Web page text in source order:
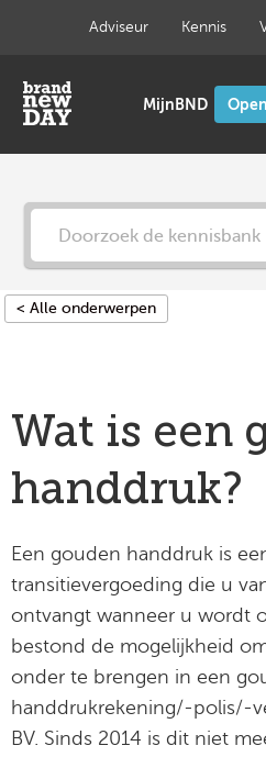
inhoud
Adviseur Kennis
< Alle onderwerpen
Wat is een
handdruk?
Een gouden handdruk is
transitievergoeding die u
ontvangt wanneer u wordt
bestond de mogelijkheid
onder te brengen in een
handdrukrekening/-polis/-
BV. Sinds 2014 is dit niet